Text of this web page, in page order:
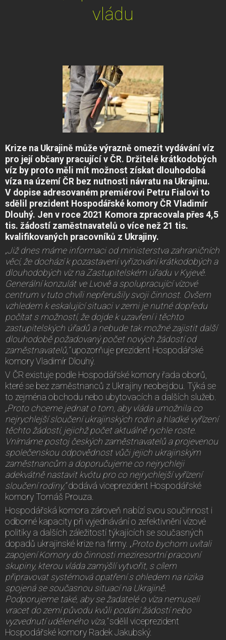
vládu
Krize na Ukrajině může výrazně omezit vydávání víz
pro její občany pracující v ČR. Držitelé krátkodobých
víz by proto měli mít možnost získat dlouhodobá
víza na území ČR bez nutnosti návratu na Ukrajinu.
V dopise adresovaném premiérovi Petru Fialovi to
sdělil prezident Hospodářské komory ČR Vladimír
Dlouhý. Jen v roce 2021 Komora zpracovala přes 4,5
tis. žádostí zaměstnavatelů o více než 21 tis.
kvalifikovaných pracovníků z Ukrajiny.
„Již dnes máme informaci od ministerstva zahraničních
věcí, že dochází k pozastavení vyřizování krátkodobých a
dlouhodobých víz na Zastupitelském úřadu v Kyjevě.
Generální konzulát ve Lvově a spolupracující vízové
centrum v tuto chvíli nepřerušily svoji činnost. Ovšem
vzhledem k eskalující situaci v zemi je nutné dopředu
počítat s možností, že dojde k uzavření i těchto
zastupitelských úřadů a nebude tak možné zajistit další
dlouhodobě požadovaný počet nových žádostí od
zaměstnavatelů,“upozorňuje prezident Hospodářské
komory Vladimír Dlouhý.
V ČR existuje podle Hospodářské komory řada oborů,
které se bez zaměstnanců z Ukrajiny neobejdou. Týká se
to zejména obchodu nebo ubytovacích a dalších služeb.
„Proto chceme jednat o tom, aby vláda umožnila co
nejrychlejší sloučení ukrajinských rodin a hladké vyřízení
těchto žádostí, jejichž počet aktuálně rychle roste.
Vnímáme postoj českých zaměstnavatelů a projevenou
společenskou odpovědnost vůči jejich ukrajinským
zaměstnancům a doporučujeme co nejrychleji
adekvátně nastavit kvótu pro co nejrychlejší vyřízení
sloučení rodiny,“dodává viceprezident Hospodářské
komory Tomáš Prouza.
Hospodářská komora zároveň nabízí svou součinnost i
odborné kapacity při vyjednávání o zefektivnění vízové
politiky a dalších záležitostí týkajících se současných
dopadů ukrajinské krize na firmy. „Proto bychom uvítali
zapojení Komory do činnosti meziresortní pracovní
skupiny, kterou vláda zamýšlí vytvořit, s cílem
připravovat systémová opatření s ohledem na rizika
spojená se současnou situací na Ukrajině.
Podporujeme také, aby se žadatelé o víza nemuseli
vracet do zemí původu kvůli podání žádostí nebo
vyzvednutí uděleného víza,“sdělil viceprezident
Hospodářské komory Radek Jakubský.